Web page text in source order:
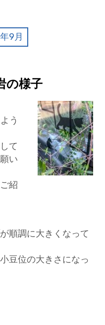
9月
の様子
う
て
い
紹
順調に大きくなって
豆位の大きさになっ